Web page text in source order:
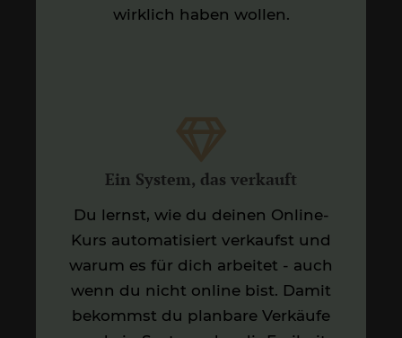
wirklich haben wollen.
Ein System, das verkauft
Du lernst, wie du deinen Online-
Kurs automatisiert verkaufst und
warum es für dich arbeitet - auch
wenn du nicht online bist. Damit
bekommst du planbare Verkäufe